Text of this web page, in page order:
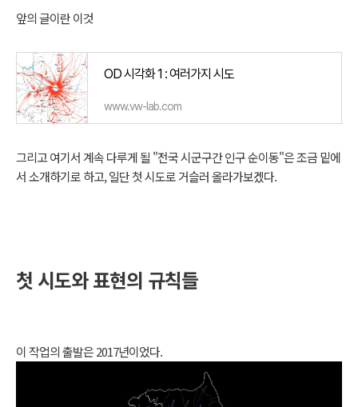
앞의 글이란 이것
OD 시각화 1 : 여러가지 시도
www.vw-lab.com
그리고 여기서 계속 다루게 될 "전국 시군구간 인구 순이동"은 조금 밑에
서 소개하기로 하고, 일단 첫 시도로 거슬러 올라가보겠다.
첫 시도와 표현의 규칙들
이 작업의 출발은 2017년이었다.